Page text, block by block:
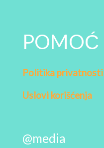
POMOĆ
Politika privatnosti
Uslovi korišćenja
@media